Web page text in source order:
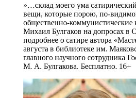
»…склад моего ума
вещи, которые порою, по-
общественно-
Михаил Булгаков на допросах в
подробнее о сатире автора
августа в библиотеке им.
главного научного сотрудника
М. А. Булгакова. Бесплатно. 16+